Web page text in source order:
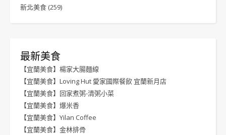
新北美食 (259)
最新美食
【宜蘭美食】楊家大腸麵線
【宜蘭美食】Loving Hut 愛家國際餐飲 宜蘭新月店
【宜蘭美食】回家煮粥-清粥小菜
【宜蘭美食】爆米香
【宜蘭美食】Yilan Coffee
【宜蘭美食】金林排骨